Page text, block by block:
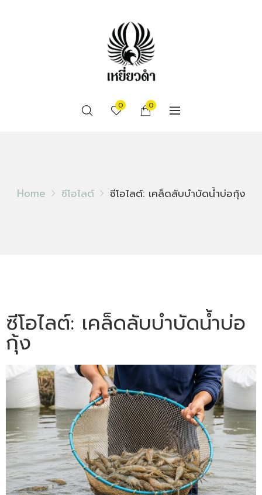
0 0
Home ซีโอไลต์ ซีโอไลต์: เคล็ดลับบำบัดน้ำบ่อกุ้ง
ซีโอไลต์: เคล็ดลับบำบัดน้ำบ่อ
กุ้ง